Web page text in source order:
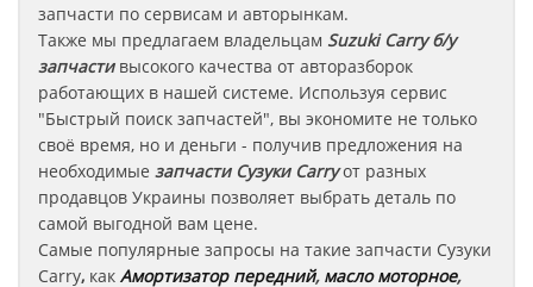
запчасти по сервисам и авторынкам.
Также мы предлагаем владельцам Suzuki Carryб/у
запчастивысокого качества от авторазборок
работающих в нашей системе. Используя сервис
"Быстрый поиск запчастей", вы экономите не только
своё время, но и деньги - получив предложения на
необходимые запчастиСузуки Carryот разных
продавцов Украины позволяет выбрать деталь по
самой выгодной вам цене.
Самые популярные запросы на такие запчасти Сузуки
Carry, как Амортизатор передний, масло моторное,